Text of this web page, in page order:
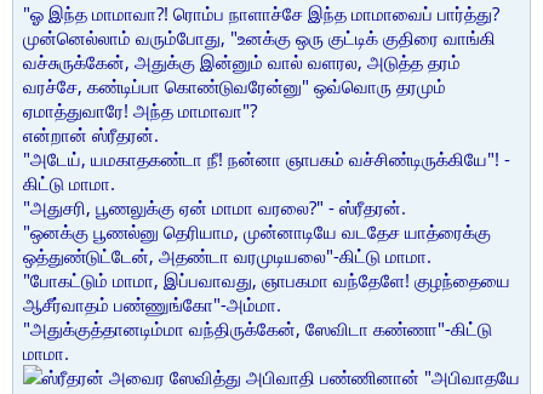
"ஓ இந்த மாமாவா?! ரொம்ப நாளாச்சே இந்த மாமாவைப் பார்த்து?
முன்னெல்லாம் வரும்போது, "உனக்கு ஒரு குட்டிக் குதிரை வாங்கி
வச்சுருக்கேன், அதுக்கு இன்னும் வால் வளரல, அடுத்த தரம்
வரச்சே, கண்டிப்பா கொண்டுவரேன்னு" ஒவ்வொரு தரமும்
ஏமாத்துவாரே! அந்த மாமாவா"?
என்றான் ஸ்ரீதரன்.
"அடேய், யமகாதகண்டா நீ! நன்னா ஞாபகம் வச்சிண்டிருக்கியே"! -
கிட்டு மாமா.
"அதுசரி, பூணலுக்கு ஏன் மாமா வரலை?" - ஸ்ரீதரன்.
"ஒனக்கு பூணல்னு தெரியாம, முன்னாடியே வடதேச யாத்ரைக்கு
ஒத்துண்டுட்டேன், அதண்டா வரமுடியலை"-கிட்டு மாமா.
"போகட்டும் மாமா, இப்பவாவது, ஞாபகமா வந்தேளே! குழந்தையை
ஆசீர்வாதம் பண்ணுங்கோ"-அம்மா.
"அதுக்குத்தானடிம்மா வந்திருக்கேன், ஸேவிடா கண்ணா"-கிட்டு
மாமா.
ஸ்ரீதரன் அவைர ஸேவித்து அபிவாதி பண்ணினான் "அபிவாதயே